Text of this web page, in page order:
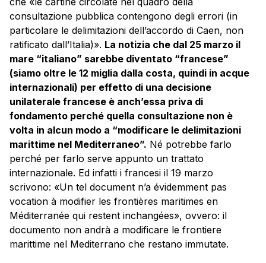
consultazione pubblica contengono degli errori (in
particolare le delimitazioni dell’accordo di Caen, non
ratificato dall’Italia)». La notizia che dal 25 marzo il
mare “italiano” sarebbe diventato “francese”
(siamo oltre le 12 miglia dalla costa, quindi in acque
internazionali) per effetto di una decisione
unilaterale francese è anch’essa priva di
fondamento perché quella consultazione non è
volta in alcun modo a “modificare le delimitazioni
marittime nel Mediterraneo”. Né potrebbe farlo
perché per farlo serve appunto un trattato
internazionale. Ed infatti i francesi il 19 marzo
scrivono: «Un tel document n’a évidemment pas
vocation à modifier les frontières maritimes en
Méditerranée qui restent inchangées», ovvero: il
documento non andrà a modificare le frontiere
marittime nel Mediterrano che restano immutate.